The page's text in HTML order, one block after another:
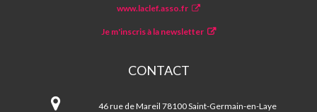
www.laclef.asso.fr
Je m'inscris à la newsletter
CONTACT
CLEF
46 rue de Mareil 78100 Saint-Germain-en-Laye